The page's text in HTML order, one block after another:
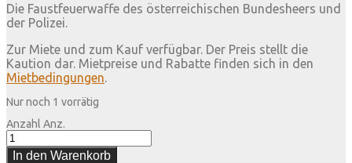
Die Faustfeuerwaffe des österreichischen Bundesheers und
der Polizei.
Zur Miete und zum Kauf verfügbar. Der Preis stellt die
Kaution dar. Mietpreise und Rabatte finden sich in den
Mietbedingungen.
Nur noch 1 vorrätig
Anzahl Anz.
In den Warenkorb